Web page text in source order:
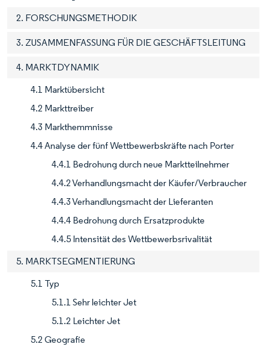
2. FORSCHUNGSMETHODIK
3. ZUSAMMENFASSUNG FÜR DIE GESCHÄFTSLEITUNG
4. MARKTDYNAMIK
4.1 Marktübersicht
4.2 Markttreiber
4.3 Markthemmnisse
4.4 Analyse der fünf Wettbewerbskräfte nach Porter
4.4.1 Bedrohung durch neue Marktteilnehmer
4.4.2 Verhandlungsmacht der Käufer/Verbraucher
4.4.3 Verhandlungsmacht der Lieferanten
4.4.4 Bedrohung durch Ersatzprodukte
4.4.5 Intensität des Wettbewerbsrivalität
5. MARKTSEGMENTIERUNG
5.1 Typ
5.1.1 Sehr leichter Jet
5.1.2 Leichter Jet
5.2 Geografie